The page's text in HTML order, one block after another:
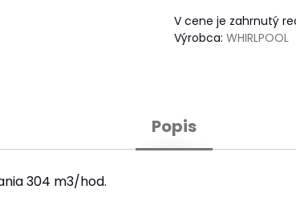
V cene je zahrnutý
Výrobca:WHIRLPOOL
Popis
304 m3/hod.